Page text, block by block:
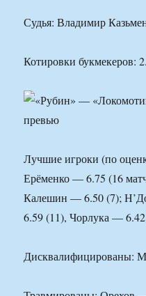
Судья: Владимир
Котировки
Лучшие игроки (по
Ерёменко — 6.75 (16
Калешин — 6.50 (7);
6.59 (11), Чорлука —
Дисквалифицированы: